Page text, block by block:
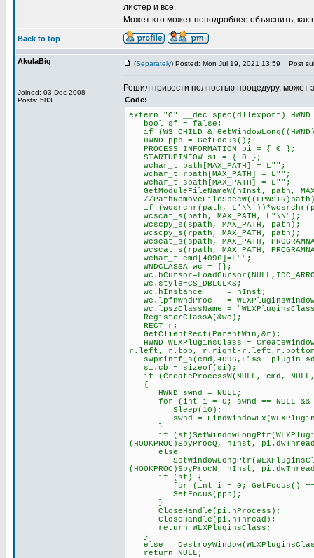
листер и все.
Может кто может поподробнее объяснить, как
Back to top
AkulaBig
Joined: 03 Dec 2008
Posts: 583
(Separately) Posted: Mon Jul 19, 2021 13:59 Post
Решил привести полностью процедуру, может
Code:
extern "C" __declspec(dllexport)
bool sf = false;
if (WS_CHILD &
HWND ppp = GetFocus();
PROCESS_INFORMATION pi = { 0 };
STARTUPINFOW si = { 0 };
wchar_t path[MAX_PATH] = L"";
wchar_t rpath[MAX_PATH] = L"";
wchar_t spath[MAX_PATH] = L"";
GetModuleFileNameW(hInst, path,
//
if (wcsrchr(path,
wcscat_s(path, MAX_PATH, L"\\");
wcscpy_s(spath, MAX_PATH, path);
wcscpy_s(rpath, MAX_PATH, path);
wcscat_s(spath, MAX_PATH,
wcscat_s(rpath, MAX_PATH,
wchar_t cmd[4096]=L"";
WNDCLASSA wc = {};
wc.style=CS_DBLCLKS;
wc.hInstance = hInst;
wc.lpfnWndProc =
wc.lpszClassName =
RegisterClassA(&wc);
RECT r;
GetClientRect(ParentWin,&r);
HWND WLXPluginsClass =
r.left, r.top, r.right-r.left,r.bottom-
swprintf_s(cmd,4096,L"%s -plugin
si.cb = sizeof(si);
if (CreateProcessW(NULL, cmd,
{
HWND swnd = NULL;
for (int i = 0; swnd == NULL &&
Sleep(10);
swnd =
}
if
(HOOKPROC)SpyProcQ, hInst,
else
SetWindowLongPtr(WLXPluginsClass,
(HOOKPROC)SpyProcN, hInst,
if (sf) {
for (int i = 0; GetFocus() ==
SetFocus(ppp);
}
CloseHandle(pi.hProcess);
CloseHandle(pi.hThread);
return WLXPluginsClass;
}
else
return NULL;